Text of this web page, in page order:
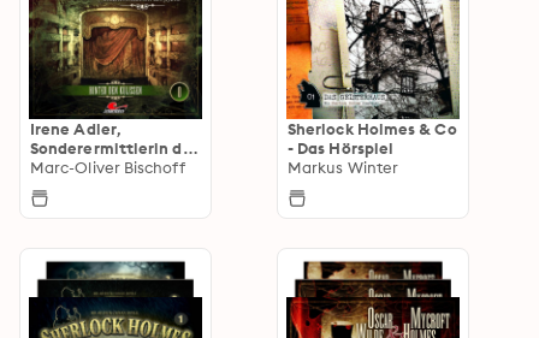
Irene Adler,
Sonderermittlerin der
Krone
Marc-Oliver Bischoff
Sherlock Holmes & Co
- Das Hörspiel
Markus Winter